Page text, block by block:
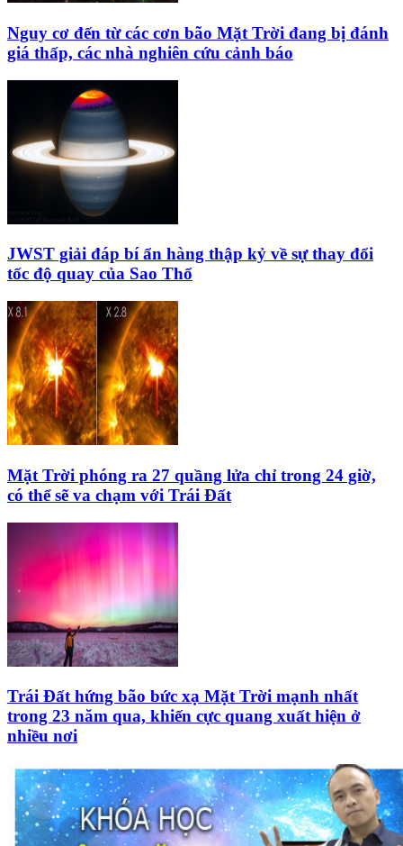
Nguy cơ đến từ các cơn bão Mặt Trời đang bị đánh
giá thấp, các nhà nghiên cứu cảnh báo
JWST giải đáp bí ẩn hàng thập kỷ về sự thay đổi
tốc độ quay của Sao Thổ
Mặt Trời phóng ra 27 quầng lửa chỉ trong 24 giờ,
có thể sẽ va chạm với Trái Đất
Trái Đất hứng bão bức xạ Mặt Trời mạnh nhất
trong 23 năm qua, khiến cực quang xuất hiện ở
nhiều nơi